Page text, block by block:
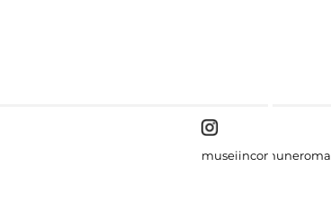
museiincomuneroma